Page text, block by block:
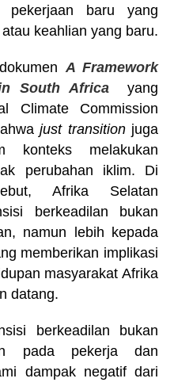
pekerjaan baru yang
keahlian yang baru.
A Framework
South Africayang
Climate Commission
just transitionjuga
konteks melakukan
perubahan iklim. Di
Afrika Selatan
berkeadilan bukan
namun lebih kepada
memberikan implikasi
masyarakat Afrika
datang.
berkeadilan bukan
pada pekerja dan
dampak negatif dari